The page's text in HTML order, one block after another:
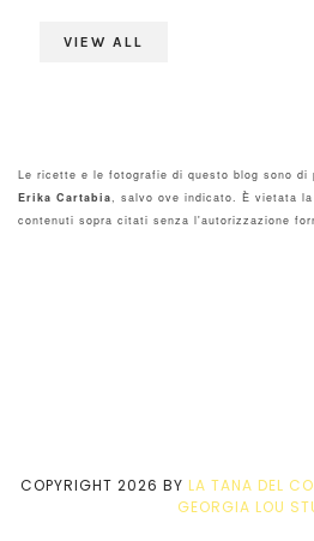
VIEW ALL
Le ricette e le fotografie di questo blog sono di
Erika Cartabia , salvo ove indicato. È vietata
contenuti sopra citati senza l'autorizzazione
COPYRIGHT 2026 BY LA TANA DEL
GEORGIA LOU